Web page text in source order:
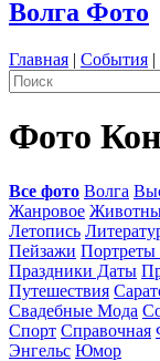
Волга Фото
Главная | События |
Фото
Все фото Волга
Жанровое
Летопись
Пейзажи
Праздники Даты
Путешествия
Свадебные Мода
Спорт Справочная
Энгельс Юмор